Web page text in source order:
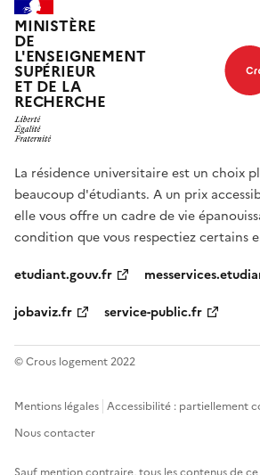
MINISTÈRE
DE
L'ENSEIGNEMENT
SUPÉRIEUR
ET DE LA
RECHERCHE
La résidence universitaire est un choix
beaucoup d'étudiants. A un prix
elle vous offre un cadre de vie
condition que vous respectiez certains
etudiant.gouv.fr
jobaviz.fr
service-public.fr
© Crous logement 2022
Mentions légales Accessibilité : partiellement
Nous contacter